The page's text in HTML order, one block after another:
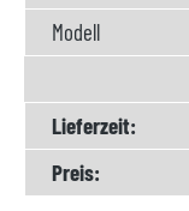
Modell
Lieferzeit:
Preis: